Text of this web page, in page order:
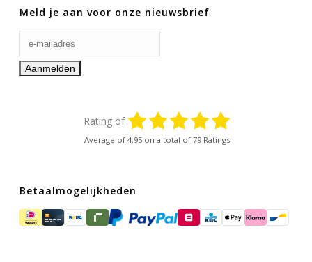
Meld je aan voor onze nieuwsbrief
Rating of
Average of 4.95 on a total of 79 Ratings
Betaalmogelijkheden